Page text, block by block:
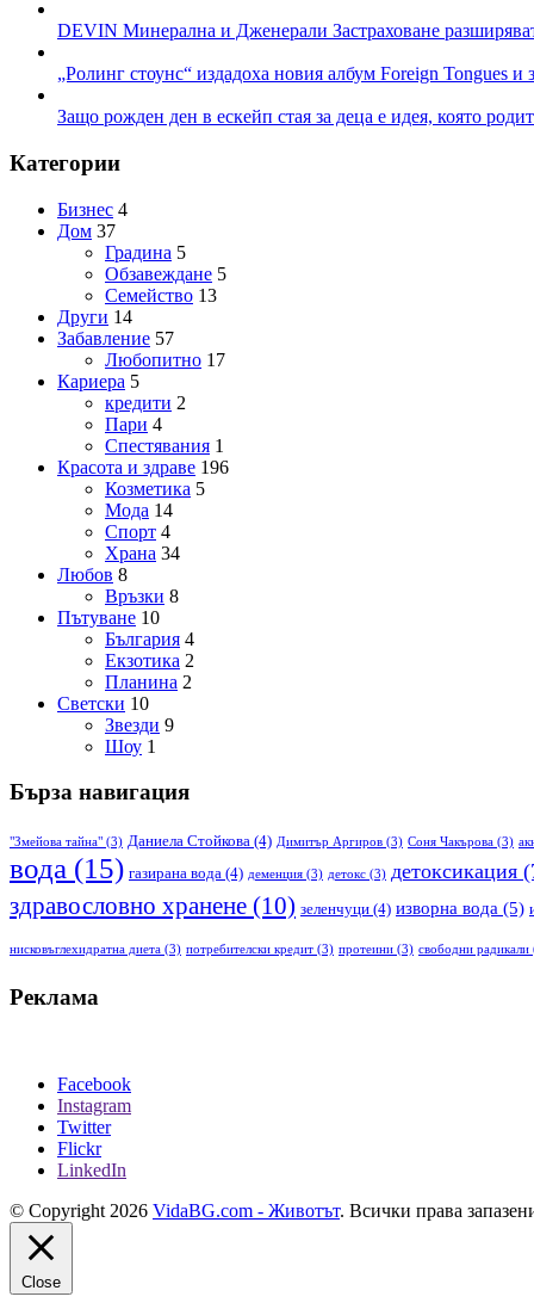
DEVIN Минерална и Дженерали Застраховане
„Ролинг стоунс“ издадоха новия албум Foreign Tongues и
Защо рожден ден в ескейп стая за деца е идея, която
Категории
Бизнес 4
Дом 37
Градина 5
Обзавеждане 5
Семейство 13
Други 14
Забавление 57
Любопитно 17
Кариера 5
кредити 2
Пари 4
Спестявания 1
Красота и здраве 196
Козметика 5
Мода 14
Спорт 4
Храна 34
Любов 8
Връзки 8
Пътуване 10
България 4
Екзотика 2
Планина 2
Светски 10
Звезди 9
Шоу 1
Бърза навигация
"Змейова тайна" (3) Даниела Стойкова (4) Димитър Аргиров (3) Соня Чакърова (3)
вода (15) газирана вода (4) деменция (3) детокс (3) детоксикация
здравословно хранене (10) зеленчуци (4) изворна вода (5)
нисковъглехидратна диета (3) потребителски кредит (3) протеини (3) свободни радикали
Реклама
Facebook
Instagram
Twitter
Flickr
LinkedIn
© Copyright 2026 VidaBG.com - Животът. Всички права
Close